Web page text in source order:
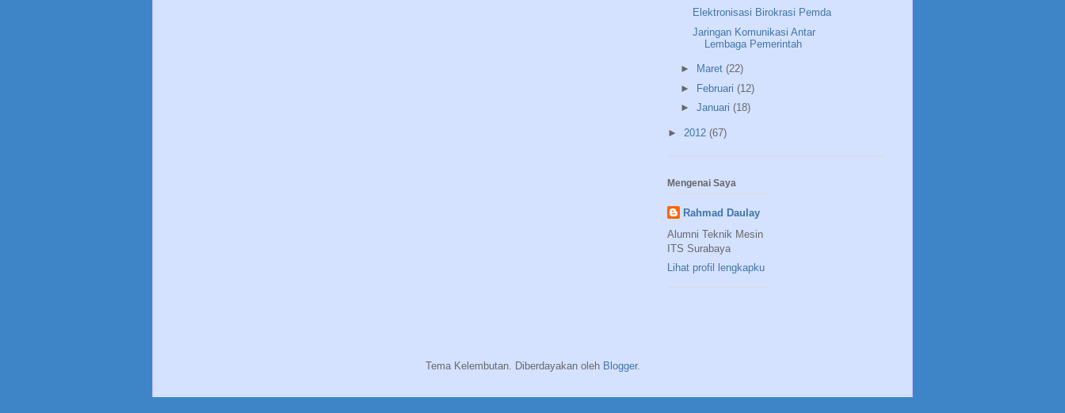
Elektronisasi Birokrasi Pemda
Jaringan Komunikasi Antar
Lembaga Pemerintah
► Maret (22)
► Februari (12)
► Januari (18)
► 2012 (67)
Mengenai Saya
Rahmad Daulay
Alumni Teknik Mesin
ITS Surabaya
Lihat profil lengkapku
Tema Kelembutan. Diberdayakan oleh Blogger.